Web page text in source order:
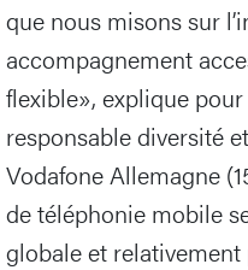
que nous misons sur
accompagnement
flexible», explique
responsable diversité
Vodafone Allemagne
de téléphonie mobile
globale et